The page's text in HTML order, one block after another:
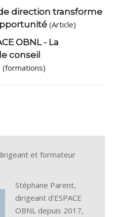
direction transforme
(Article)
OBNL - La
conseil
(formations)
et formateur
Stéphane Parent,
dirigeant d'ESPACE
OBNL depuis 2017,